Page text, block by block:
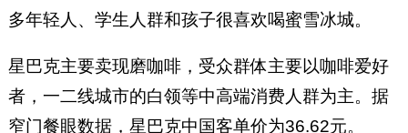
多年轻人、学生人群和孩子很喜欢喝蜜雪冰城。
星巴克主要卖现磨咖啡，受众群体主要以咖啡爱好
者，一二线城市的白领等中高端消费人群为主。据
窄门餐眼数据，星巴克中国客单价为36.62元。